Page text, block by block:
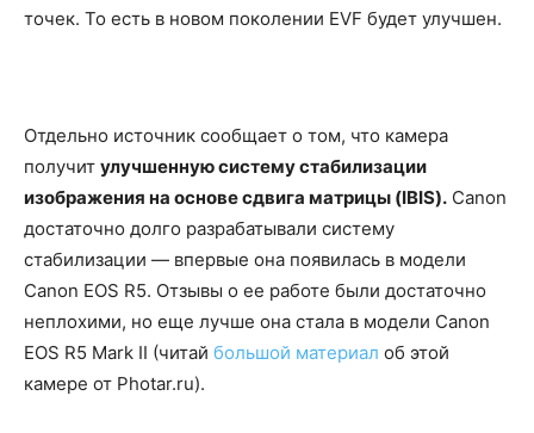
точек. То есть в новом поколении EVF будет улучшен.
Отдельно источник сообщает о том, что камера
получит улучшенную систему стабилизации
изображения на основе сдвига матрицы (IBIS). Canon
достаточно долго разрабатывали систему
стабилизации — впервые она появилась в модели
Canon EOS R5. Отзывы о ее работе были достаточно
неплохими, но еще лучше она стала в модели Canon
EOS R5 Mark II (читай большой материал об этой
камере от Photar.ru).